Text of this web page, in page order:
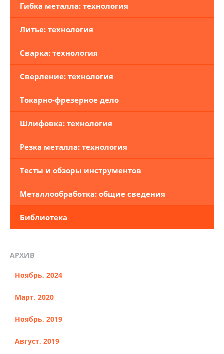
Гибка металла: технология
Литье: технология
Сварка: технология
Сверление: технология
Токарно-фрезерное дело
Шлифовка: технология
Резка металла: технология
Тесты и обзоры инструментов
Металлообработка: общие сведения
Библиотека
АРХИВ
Ноябрь, 2024
Март, 2020
Ноябрь, 2019
Август, 2019